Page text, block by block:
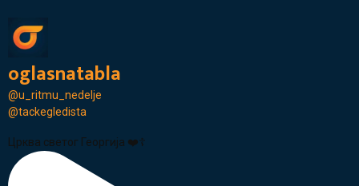
oglasnatabla
@u_ritmu_nedelje
@tackegledista
Црква светог Георгија ❤️☦️